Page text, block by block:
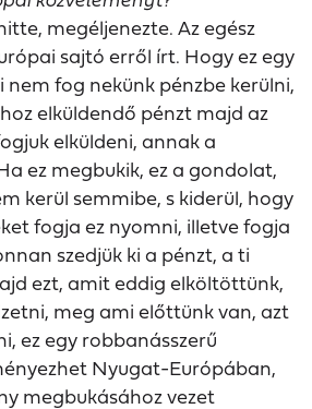
megéljenezte. Az egész
sajtó erről írt. Hogy ez egy
fog nekünk pénzbe kerülni,
elküldendő pénzt majd az
elküldeni, annak a
ez megbukik, ez a gondolat,
kerül semmibe, s kiderül, hogy
fogja ez nyomni, illetve fogja
szedjük ki a pénzt, a ti
ezt, amit eddig elköltöttünk,
meg ami előttünk van, azt
ez egy robbanásszerű
Nyugat-Európában,
megbukásához vezet